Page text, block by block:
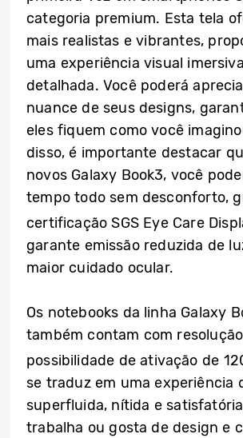
categoria premium. Esta tela
mais realistas e vibrantes,
uma experiência visual
detalhada. Você poderá
nuance de seus designs,
eles fiquem como você
disso, é importante destacar
novos Galaxy Book3, você
tempo todo sem desconforto,
certificação SGS Eye Care
garante emissão reduzida de
maior cuidado ocular.
Os notebooks da linha Galaxy
também contam com
possibilidade de ativação de
se traduz em uma experiência
superfluida, nítida e
trabalha ou gosta de design e